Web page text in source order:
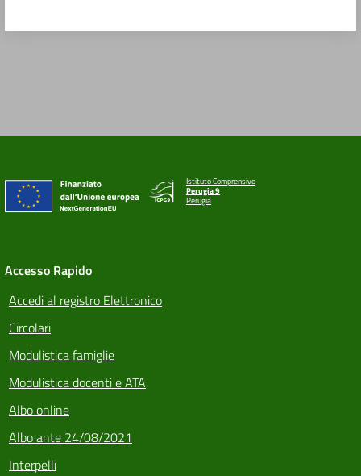
Istituto Comprensivo
Perugia 9
Perugia
Accesso Rapido
Accedi al registro Elettronico
Circolari
Modulistica famiglie
Modulistica docenti e ATA
Albo online
Albo ante 24/08/2021
Interpelli